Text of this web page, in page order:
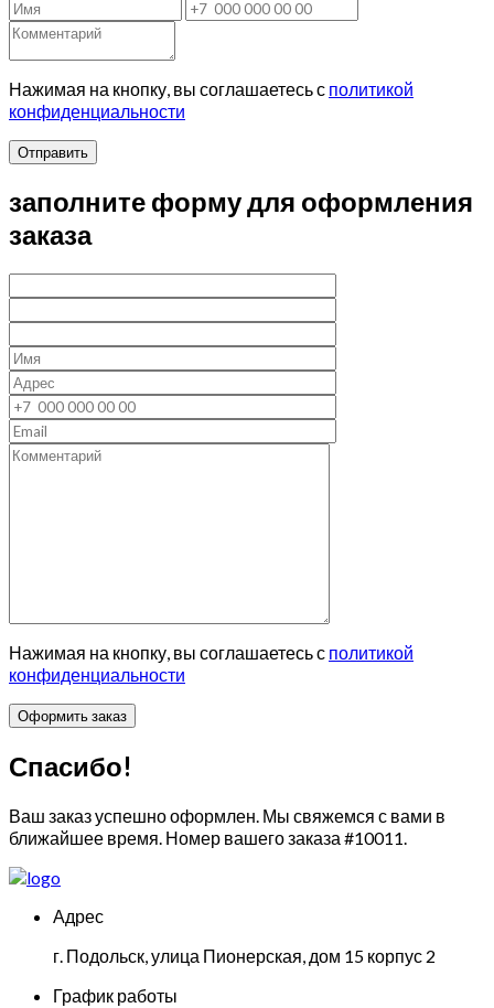
Нажимая на кнопку, вы соглашаетесь с политикой
конфиденциальности
Отправить
заполните форму для оформления
заказа
Нажимая на кнопку, вы соглашаетесь с политикой
конфиденциальности
Спасибо!
Ваш заказ успешно оформлен. Мы свяжемся с вами в
ближайшее время. Номер вашего заказа #10011.
Адрес
г. Подольск, улица Пионерская, дом 15 корпус 2
График работы